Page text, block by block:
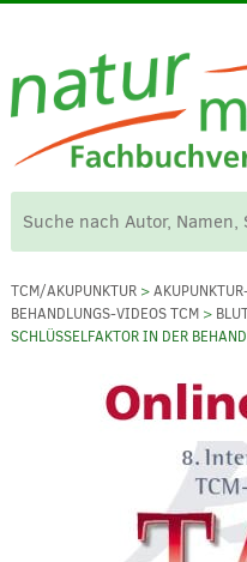
TCM/AKUPUNKTUR>
BEHANDLUNGS-VIDEOS TCM>
SCHLÜSSELFAKTOR IN DER